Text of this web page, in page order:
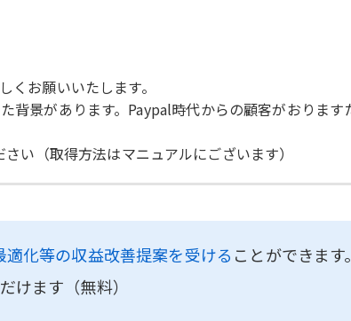
お願いいたします。
景があります。Paypal時代からの顧客がおります
い（取得方法はマニュアルにございます）
化等の収益改善提案を受ける ことができます。
けます（無料）